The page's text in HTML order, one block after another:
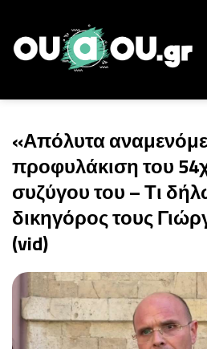
«Απόλυτα
προφυλάκιση του
συζύγου του – Τι
δικηγόρος τους
(vid)